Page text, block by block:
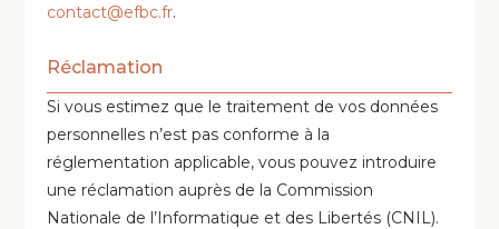
contact@efbc.fr.
Réclamation
Si vous estimez que le traitement de vos données
personnelles n’est pas conforme à la
réglementation applicable, vous pouvez introduire
une réclamation auprès de la Commission
Nationale de l’Informatique et des Libertés (CNIL).